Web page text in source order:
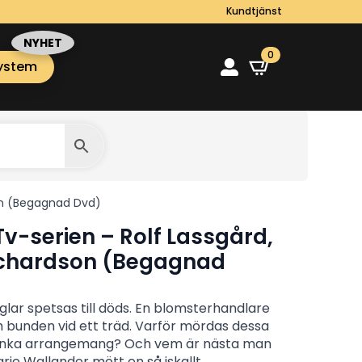
Kundtjänst
0
(Begagnad Dvd)
serien – Rolf Lassgård,
(Begagnad
spetsas till döds. En blomsterhandlare
vid ett träd. Varför mördas dessa
arrangemang? Och vem är nästa man